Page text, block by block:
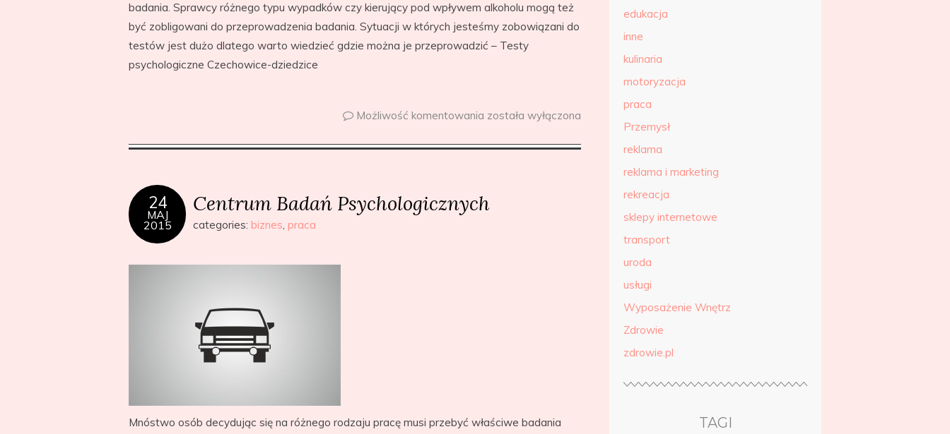
badania. Sprawcy różnego typu wypadków czy kierujący pod wpływem alkoholu mogą też
być zobligowani do przeprowadzenia badania. Sytuacji w których jesteśmy zobowiązani do
testów jest dużo dlatego warto wiedzieć gdzie można je przeprowadzić – Testy
psychologiczne Czechowice-dziedzice
Możliwość komentowania została wyłączona
24
MAJ
2015
Centrum Badań Psychologicznych
categories: biznes, praca
Mnóstwo osób decydując się na różnego rodzaju pracę musi przebyć właściwe badania
edukacja
inne
kulinaria
motoryzacja
praca
Przemysł
reklama
reklama i marketing
rekreacja
sklepy internetowe
transport
uroda
usługi
Wyposażenie Wnętrz
Zdrowie
zdrowie.pl
TAGI